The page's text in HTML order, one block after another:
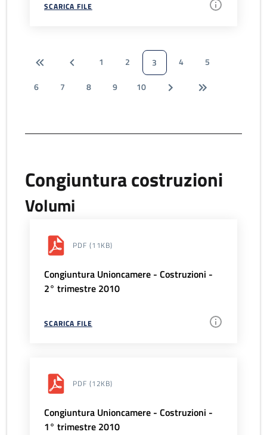
SCARICA FILE
1 2 3 4
5
6
7 8 9 10
Congiuntura costruzioni
Volumi
PDF (11KB)
Congiuntura Unioncamere - Costruzioni -
2° trimestre 2010
SCARICA FILE
PDF (12KB)
Congiuntura Unioncamere - Costruzioni -
1° trimestre 2010